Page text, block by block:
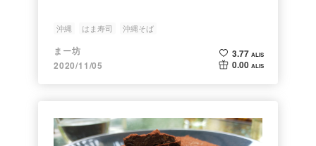
沖縄 はま寿司 沖縄そば
まー坊
2020/11/05
3.77 ALIS
0.00 ALIS